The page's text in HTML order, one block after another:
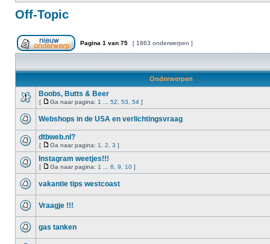
Off-Topic
Pagina 1 van 75 [ 1863 onderwerpen ]
Onderwerpen
Boobs, Butts & Beer
[ Ga naar pagina: 1 52 53 54 ]
Webshops in de USA en verlichtingsvraag
dtbweb.nl?
[ Ga naar pagina: 1 2 3 ]
Instagram weetjes!!!
[ Ga naar pagina: 1 8 9 10 ]
vakantie tips westcoast
Vraagje !!!
gas tanken